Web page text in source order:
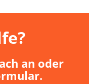
an oder